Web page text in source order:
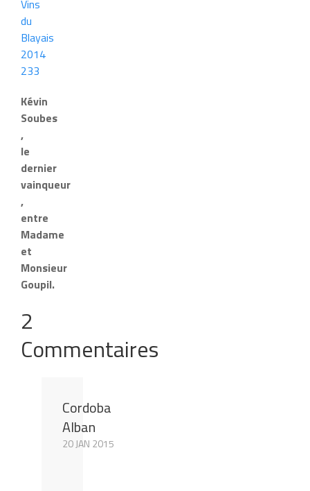
Kévin
Soubes
,
le
dernier
vainqueur
,
entre
Madame
et
Monsieur
Goupil.
2
Commentaires
Cordoba
Alban
20 JAN 2015